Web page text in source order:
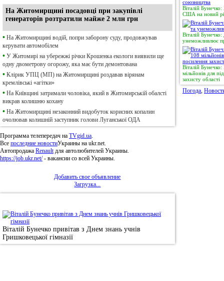
На Житомирщині посадовці при закупівлі
генераторів розтратили майже 2 млн грн
• На Житомирщині водій, попри заборону суду, продовжував
керувати автомобілем
• У Житомирі на убережжі річки Крошенка екологи виявили ще
одну двометрову огорожу, яка має бути демонтована
• Клірик УПЦ (МП) на Житомирщині роздавав вірянам
кремлівські «агітки»
• На Київщині затримали чоловіка, який в Житомирській обалсті
викрав колишню кохану
• На Житомирщині незаконний видобуток корисних копалин
очолював колишній заступник голови Луганської ОДА
Программа телепередач на TVgid.ua.
Все последние новостиУкраины на ukr.net.
Автопродажа Renaultдля автолюбителей Украины.
https://job.ukr.net/- вакансии со всей Украины.
Добавить свое объявление
Загрузка...
Віталій Бунечко привітав з Днем знань учнів
Гришковецької гімназії
Віталій
США на новий
Віталій
унеможливлює
Віталій
мільйонів для
захисту області
Погода,